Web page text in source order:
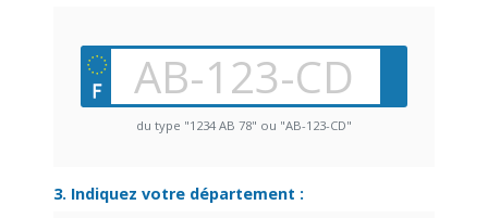
du type "1234 AB 78" ou "AB-123-CD"
3. Indiquez votre département :